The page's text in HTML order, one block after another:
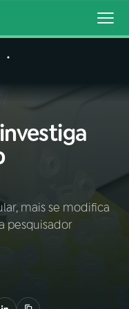
mais se modifica
pesquisador